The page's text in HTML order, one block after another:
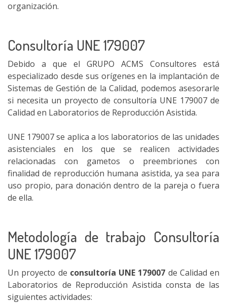
organización.
Consultoría UNE 179007
Debido a que el GRUPO ACMS Consultores está
especializado desde sus orígenes en la implantación de
Sistemas de Gestión de la Calidad, podemos asesorarle
si necesita un proyecto de consultoría UNE 179007 de
Calidad en Laboratorios de Reproducción Asistida.
UNE 179007 se aplica a los laboratorios de las unidades
asistenciales en los que se realicen actividades
relacionadas con gametos o preembriones con
finalidad de reproducción humana asistida, ya sea para
uso propio, para donación dentro de la pareja o fuera
de ella.
Metodología de trabajo Consultoría
UNE 179007
Un proyecto de consultoría UNE 179007 de Calidad en
Laboratorios de Reproducción Asistida consta de las
siguientes actividades: